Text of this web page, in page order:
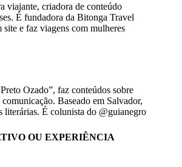
viajante, criadora de conteúdo
É fundadora da Bitonga Travel
site e faz viagens com mulheres
Ozado”, faz conteúdos sobre
Baseado em Salvador,
literárias. É colunista do @guianegro
OU EXPERIÊNCIA